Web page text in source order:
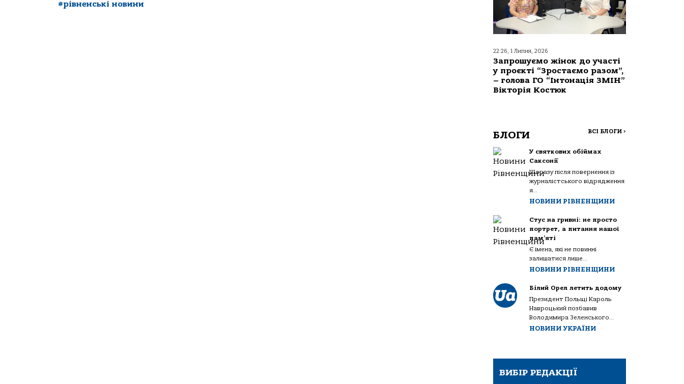
#рівненські новини
22:26, 1 Липня, 2026
Запрошуємо жінок до участі
у проєкті “Зростаємо разом”,
– голова ГО “Інтонація ЗМІН”
Вікторія Костюк
БЛОГИ ВСІ БЛОГИ >
У святкових обіймах
Саксонії
Щоразу після повернення із
журналістського відрядження
я...
НОВИНИ РІВНЕНЩИНИ
Стус на гривні: не просто
портрет, а питання нашої
пам’яті
Є імена, які не повинні
залишатися лише...
НОВИНИ РІВНЕНЩИНИ
Білий Орел летить додому
Президент Польщі Кароль
Навроцький позбавив
Володимира Зеленського...
НОВИНИ УКРАЇНИ
ВИБІР РЕДАКЦІЇ